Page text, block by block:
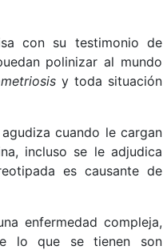
con su testimonio de
polinizar al mundo
y toda situación
cuando le cargan
incluso se le adjudica
es causante de
enfermedad compleja,
lo que se tienen son